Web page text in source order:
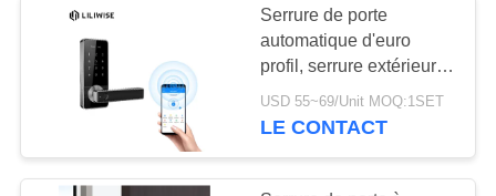
NOUVELLES
NEWS
PLAN
Serrure de porte de
caméra
11
Serrure de porte
automatique d'euro
profil, serrure extérieure
imperméable de Cabinet
de boîte aux lettres de
USD 55~69/Unit MOQ:1SET
LE CONTACT